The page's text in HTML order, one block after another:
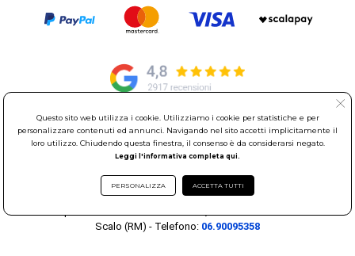
© Elettroservice Spa - Sede Legale: Via Leonardo da Vinci, 40 -
00015 Monterotondo Scalo (RM)
Sociale 1.600.000,00 Euro i.v. Iscritto al Registro delle Imprese di
Roma REA: RM-535144
Scalo (RM) - Telefono: 06.90095358
Questo sito web utilizza i cookie. Utilizziamo i cookie per statistiche e per
personalizzare contenuti ed annunci. Navigando nel sito accetti implicitamente il
loro utilizzo. Chiudendo questa finestra, il consenso è da considerarsi negato.
Leggi l'informativa completa qui.
PERSONALIZZA ACCETTA TUTTI